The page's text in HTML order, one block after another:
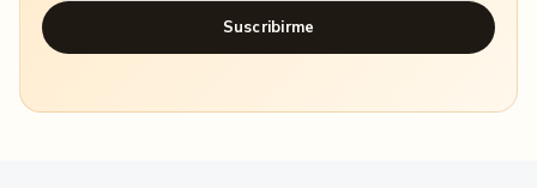
Suscribirme